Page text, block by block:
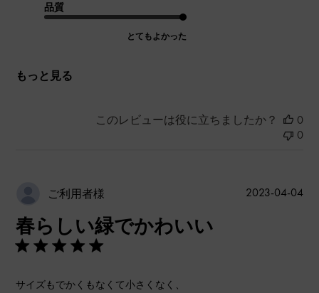
品質
とてもよかった
もっと見る
このレビューは役に立ちましたか？
0
0
ご利用者様
春らしい緑でかわいい
サイズもでかくもなくて小さくなく、
公
2023-04-04